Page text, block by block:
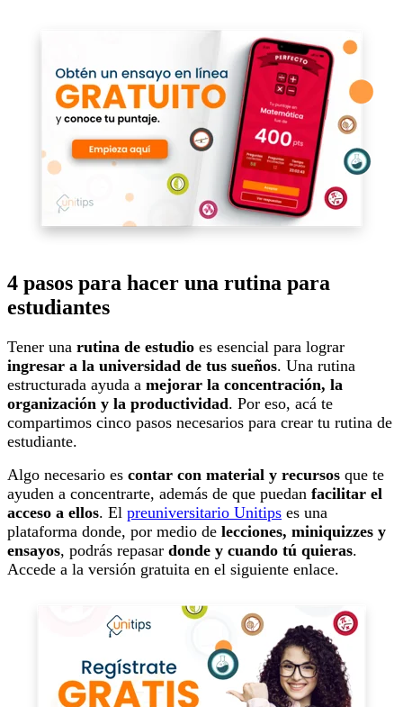
4 pasos para hacer una rutina para
estudiantes
Tener una rutina de estudio es esencial para lograr
ingresar a la universidad de tus sueños. Una rutina
estructurada ayuda a mejorar la concentración, la
organización y la productividad. Por eso, acá te
compartimos cinco pasos necesarios para crear tu rutina de
estudiante.
Algo necesario es contar con material y recursos que te
ayuden a concentrarte, además de que puedan facilitar el
acceso a ellos. El preuniversitario Unitips es una
plataforma donde, por medio de lecciones, miniquizzes y
ensayos, podrás repasar donde y cuando tú quieras.
Accede a la versión gratuita en el siguiente enlace.